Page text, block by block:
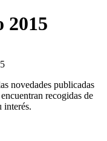
2015
novedades publicadas
recogidas de
interés.